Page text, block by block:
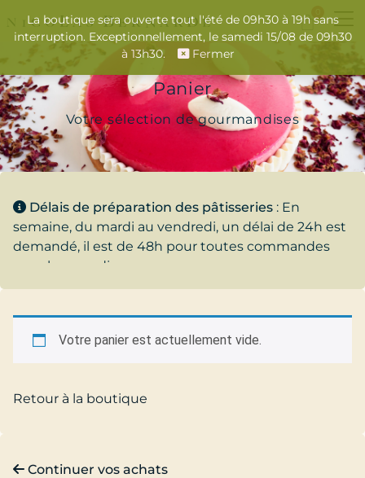
Panier
Votre sélection de gourmandises
Délais de préparation des pâtisseries : En
semaine, du mardi au vendredi, un délai de 24h est
demandé, il est de 48h pour toutes commandes
pour le samedi.
Votre panier est actuellement vide.
Retour à la boutique
Continuer vos achats
La boutique sera ouverte tout l'été de 09h30 à 19h sans
interruption. Exceptionnellement, le samedi 15/08 de 09h30
à 13h30.
Fermer